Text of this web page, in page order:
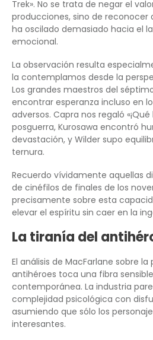
Trek». No se trata de negar el
producciones, sino de reconocer
ha oscilado demasiado hacia el
emocional.
La observación resulta
la contemplamos desde la
Los grandes maestros del
encontrar esperanza incluso en
adversos. Capra nos regaló
posguerra, Kurosawa encontró
devastación, y Wilder supo
ternura.
Recuerdo vívidamente aquellas
de cinéfilos de finales de los
precisamente sobre esta
elevar el espíritu sin caer en la
La tiranía del
El análisis de MacFarlane sobre
antihéroes toca una fibra
contemporánea. La industria
complejidad psicológica con
asumiendo que sólo los
interesantes.